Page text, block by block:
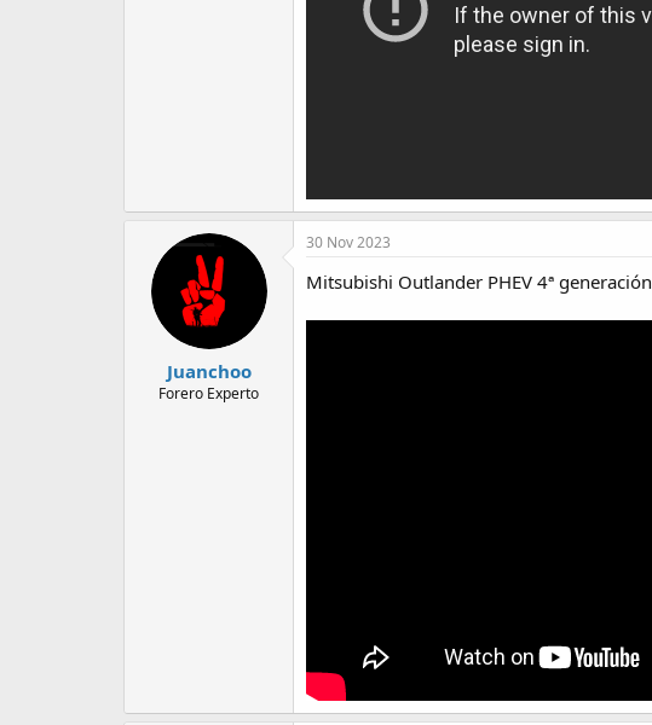
Juanchoo
Forero Experto
30 Nov 2023
Mitsubishi Outlander PHEV 4ª generación